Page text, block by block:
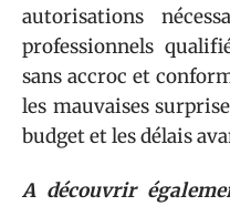
autorisations
professionnels
sans accroc et
les mauvaises
budget et les délais
A découvrir